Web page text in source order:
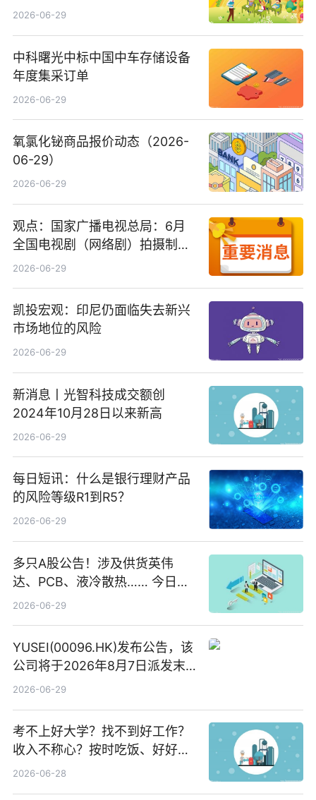
2026-06-29
中科曙光中标中国中车存储设备
年度集采订单
2026-06-29
氧氯化铋商品报价动态（2026-
06-29）
2026-06-29
观点：国家广播电视总局：6月
全国电视剧（网络剧）拍摄制作
备案公示剧目197部
2026-06-29
凯投宏观：印尼仍面临失去新兴
市场地位的风险
2026-06-29
新消息丨光智科技成交额创
2024年10月28日以来新高
2026-06-29
每日短讯：什么是银行理财产品
的风险等级R1到R5？
2026-06-29
多只A股公告！涉及供货英伟
达、PCB、液冷散热…… 今日快
讯
2026-06-29
YUSEI(00096.HK)发布公告，该
公司将于2026年8月7日派发末
期股息每股人民币0.013元 每日
2026-06-29
考不上好大学？找不到好工作？
收入不称心？按时吃饭、好好睡
觉
2026-06-28